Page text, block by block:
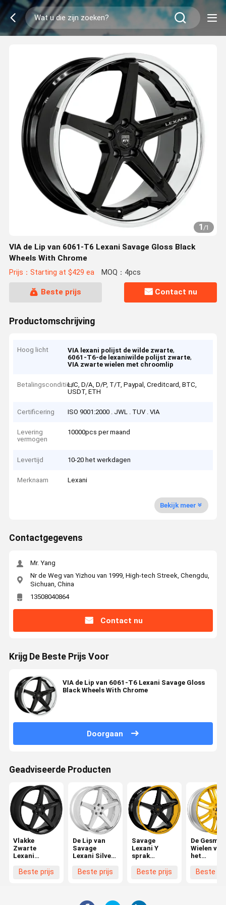
1/1
VIA de Lip van 6061-T6 Lexani Savage Gloss Black
Wheels With Chrome
Prijs：Starting at $429 ea MOQ：4pcs
Beste prijs Contact nu
Productomschrijving
Hoog licht VIA lexani polijst de wilde zwarte,
6061-T6-de lexaniwilde polijst zwarte,
VIA zwarte wielen met chroomlip
BetalingsconditiesL/C, D/A, D/P, T/T, Paypal, Creditcard, BTC,
USDT, ETH
Certificering ISO 9001:2000 . JWL . TUV . VIA
Levering
vermogen
10000pcs per maand
Levertijd 10-20 het werkdagen
Merknaam Lexani
Bekijk meer
Contactgegevens
Mr. Yang
Nr de Weg van Yizhou van 1999, High-tech Streek, Chengdu,
Sichuan, China
13508040864
Contact nu
Krijg De Beste Prijs Voor
VIA de Lip van 6061-T6 Lexani Savage Gloss
Black Wheels With Chrome
Doorgaan
Geadviseerde Producten
Vlakke
Zwarte
Lexani
Wielen
Beste prijs
De Lip van
Savage
Lexani Silver
Chrome
Beste prijs
Savage
Lexani Y
sprak
Beste prijs
De
Wielen van
het
2PC met
Beste